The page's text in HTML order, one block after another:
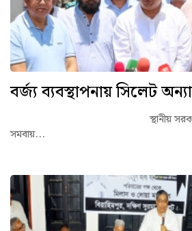
বর্জ্য ব্যবস্থাপনায় সিলেট
স্থানীয় সরকার, পল্লী
সমবায়...